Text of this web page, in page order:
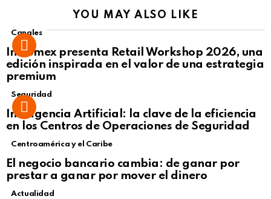
YOU MAY ALSO LIKE
Canales
Intcomex presenta Retail Workshop 2026, una
edición inspirada en el valor de una estrategia
premium
Seguridad
Inteligencia Artificial: la clave de la eficiencia
en los Centros de Operaciones de Seguridad
Centroamérica y el Caribe
El negocio bancario cambia: de ganar por
prestar a ganar por mover el dinero
Actualidad